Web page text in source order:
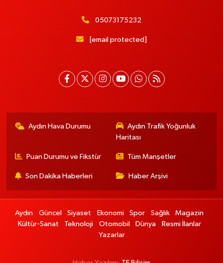
05073175232
[email protected]
Aydın Hava Durumu
Aydın Trafik Yoğunluk
Haritası
Puan Durumu ve Fikstür Tüm Manşetler
Son Dakika Haberleri Haber Arşivi
Aydın Güncel Siyaset Ekonomi Spor Sağlık
Magazin
Kültür-Sanat
Teknoloji Otomobil Dünya
Resmi İlanlar
Yazarlar